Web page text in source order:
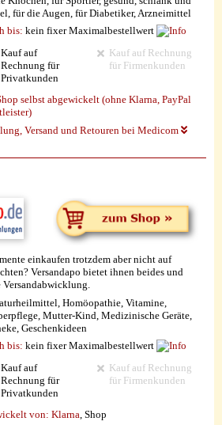
für die Augen, für Diabetiker, Arzneimittel
bis: kein fixer Maximalbestellwert
Kauf auf
Rechnung für
Privatkunden
Kauf auf Rechnung
für Firmenkunden
selbst abgewickelt (ohne Klarna, PayPal
Versand und Retouren bei Medicom
einkaufen trotzdem aber nicht auf
Versandapo bietet ihnen beides und
Versandabwicklung.
Homöopathie, Vitamine,
Mutter-Kind, Medizinische Geräte,
Geschenkideen
bis: kein fixer Maximalbestellwert
Kauf auf
Rechnung für
Privatkunden
Kauf auf Rechnung
für Firmenkunden
von: Klarna, Shop